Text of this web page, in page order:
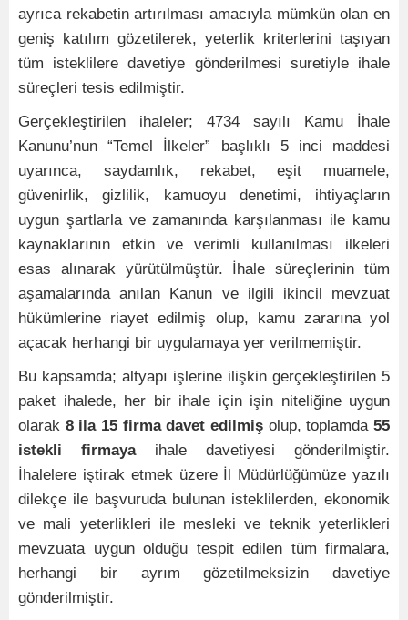
ayrıca rekabetin artırılması amacıyla mümkün olan en
geniş katılım gözetilerek, yeterlik kriterlerini taşıyan
tüm isteklilere davetiye gönderilmesi suretiyle ihale
süreçleri tesis edilmiştir.
Gerçekleştirilen ihaleler; 4734 sayılı Kamu İhale
Kanunu’nun “Temel İlkeler” başlıklı 5 inci maddesi
uyarınca, saydamlık, rekabet, eşit muamele,
güvenirlik, gizlilik, kamuoyu denetimi, ihtiyaçların
uygun şartlarla ve zamanında karşılanması ile kamu
kaynaklarının etkin ve verimli kullanılması ilkeleri
esas alınarak yürütülmüştür. İhale süreçlerinin tüm
aşamalarında anılan Kanun ve ilgili ikincil mevzuat
hükümlerine riayet edilmiş olup, kamu zararına yol
açacak herhangi bir uygulamaya yer verilmemiştir.
Bu kapsamda; altyapı işlerine ilişkin gerçekleştirilen 5
paket ihalede, her bir ihale için işin niteliğine uygun
olarak 8 ila 15 firma davet edilmiş olup, toplamda55
istekli firmayaihale davetiyesi gönderilmiştir.
İhalelere iştirak etmek üzere İl Müdürlüğümüze yazılı
dilekçe ile başvuruda bulunan isteklilerden, ekonomik
ve mali yeterlikleri ile mesleki ve teknik yeterlikleri
mevzuata uygun olduğu tespit edilen tüm firmalara,
herhangi bir ayrım gözetilmeksizin davetiye
gönderilmiştir.